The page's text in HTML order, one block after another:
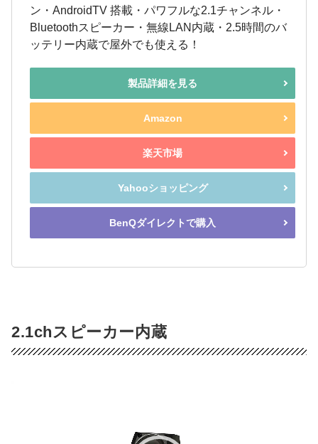
ン・AndroidTV 搭載・パワフルな2.1チャンネル・
Bluetoothスピーカー・無線LAN内蔵・2.5時間のバ
ッテリー内蔵で屋外でも使える！
製品詳細を見る
Amazon
楽天市場
Yahooショッピング
BenQダイレクトで購入
2.1chスピーカー内蔵